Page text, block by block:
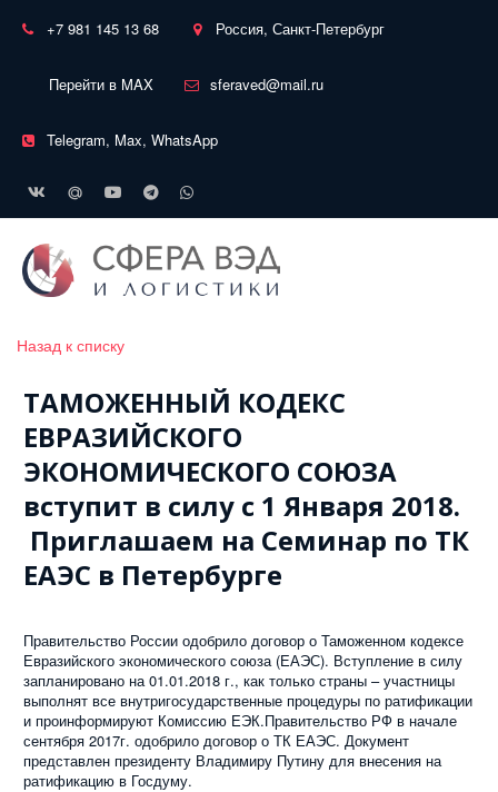
+7 981 145 13 68 Россия, Санкт-Петербург
Перейти в MAX sferaved@mail.ru
Telegram, Max, WhatsApp
Назад к списку
ТАМОЖЕННЫЙ КОДЕКС
ЕВРАЗИЙСКОГО
ЭКОНОМИЧЕСКОГО СОЮЗА
вступит в силу с 1 Января 2018.
Приглашаем на Семинар по ТК
ЕАЭС в Петербурге
Правительство России одобрило договор о Таможенном кодексе
Евразийского экономического союза (ЕАЭС). Вступление в силу
запланировано на 01.01.2018 г., как только страны – участницы
выполнят все внутригосударственные процедуры по ратификации
и проинформируют Комиссию ЕЭК.Правительство РФ в начале
сентября 2017г. одобрило договор о ТК ЕАЭС. Документ
представлен президенту Владимиру Путину для внесения на
ратификацию в Госдуму.